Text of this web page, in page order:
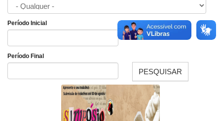
Período Inicial
Período Final
PESQUISAR